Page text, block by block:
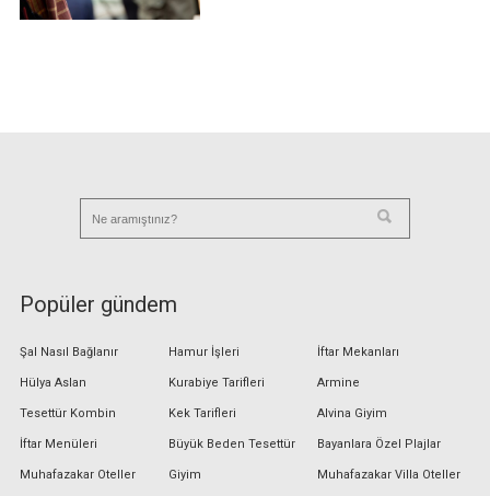
Popüler gündem
Şal Nasıl Bağlanır
Hülya Aslan
Tesettür Kombin
İftar Menüleri
Muhafazakar Oteller
Hamur İşleri
Kurabiye Tarifleri
Kek Tarifleri
Büyük Beden Tesettür
Giyim
İftar Mekanları
Armine
Alvina Giyim
Bayanlara Özel Plajlar
Muhafazakar Villa Oteller